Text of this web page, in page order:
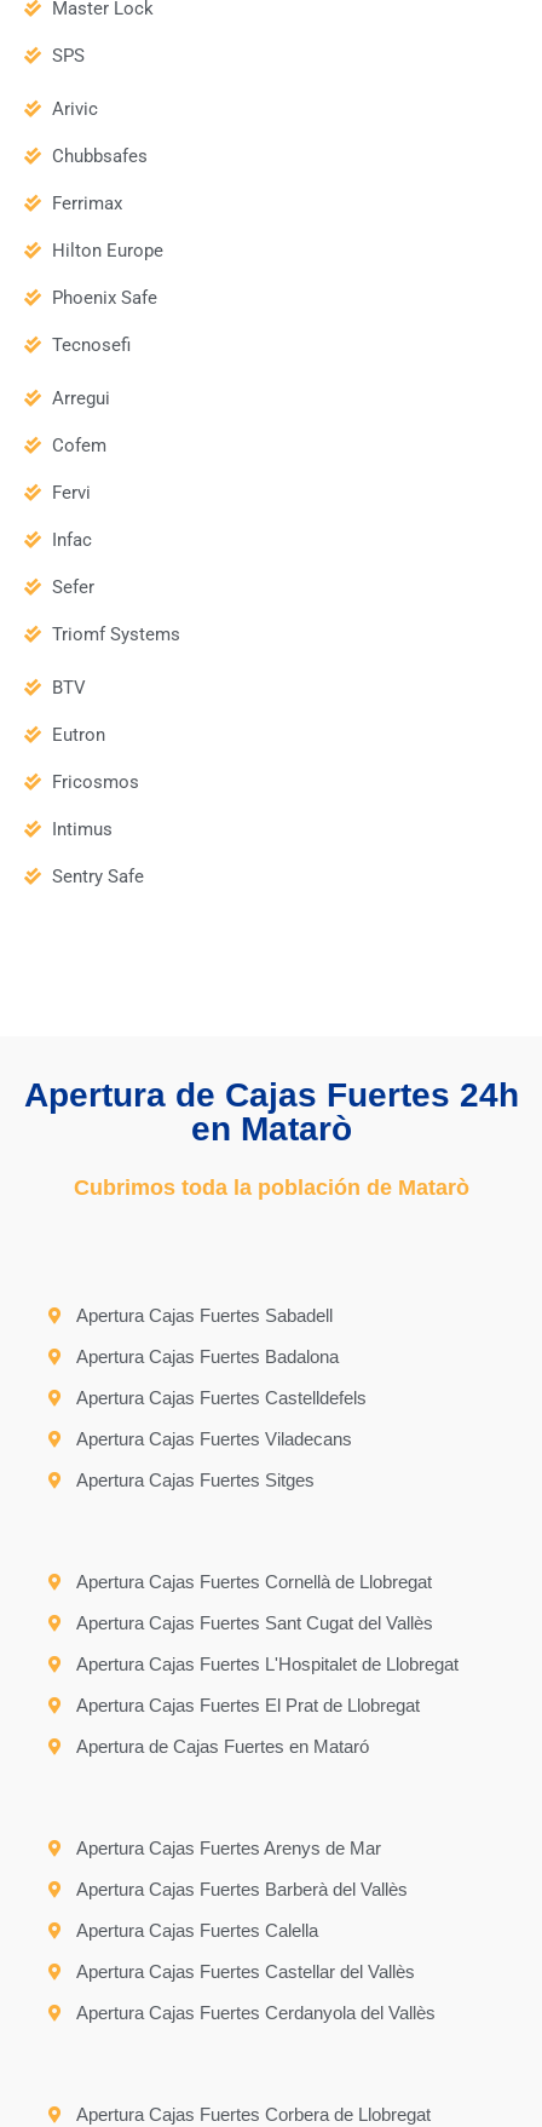
Master Lock
SPS
Arivic
Chubbsafes
Ferrimax
Hilton Europe
Phoenix Safe
Tecnosefi
Arregui
Cofem
Fervi
Infac
Sefer
Triomf Systems
BTV
Eutron
Fricosmos
Intimus
Sentry Safe
Apertura de Cajas Fuertes 24h
en Matarò
Cubrimos toda la población de Matarò
Apertura Cajas Fuertes Sabadell
Apertura Cajas Fuertes Badalona
Apertura Cajas Fuertes Castelldefels
Apertura Cajas Fuertes Viladecans
Apertura Cajas Fuertes Sitges
Apertura Cajas Fuertes Cornellà de Llobregat
Apertura Cajas Fuertes Sant Cugat del Vallès
Apertura Cajas Fuertes L'Hospitalet de Llobregat
Apertura Cajas Fuertes El Prat de Llobregat
Apertura de Cajas Fuertes en Mataró
Apertura Cajas Fuertes Arenys de Mar
Apertura Cajas Fuertes Barberà del Vallès
Apertura Cajas Fuertes Calella
Apertura Cajas Fuertes Castellar del Vallès
Apertura Cajas Fuertes Cerdanyola del Vallès
Apertura Cajas Fuertes Corbera de Llobregat